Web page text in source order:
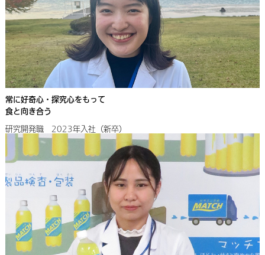
常に好奇心・探究心をもって
食と向き合う
研究開発職 2023年入社（新卒）